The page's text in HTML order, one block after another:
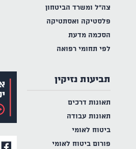
צה"ל ומשרד הביטחון
פלסטיקה ואסתטיקה
הסכמה מדעת
לפי תחומי רפואה
תביעות נזיקין
תאונות דרכים
תאונות עבודה
ביטוח לאומי
פורום ביטוח לאומי